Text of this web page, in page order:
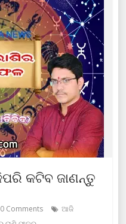
କଟିବ ଜାଣନ୍ତୁ
0 Comments
ଆଜି